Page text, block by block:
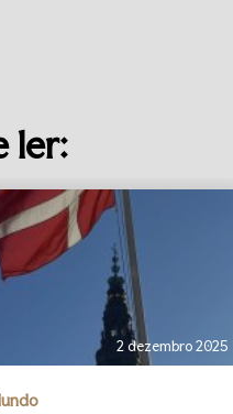
ler:
2 dezembro 2025